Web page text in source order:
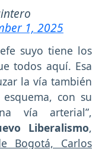
1, 2025
suyo tiene los
todos aquí. Esa
la vía también
con su
vía arterial”,
Liberalismo,
Bogotá, Carlos